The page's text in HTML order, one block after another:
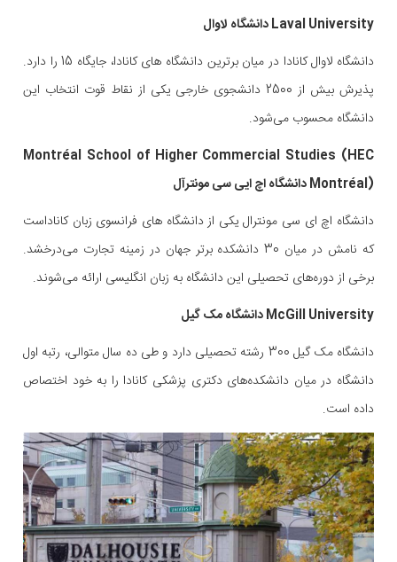
Laval University دانشگاه لاوال
دانشگاه لاوال کانادا در میان برترین دانشگاه های کانادا، جایگاه 15 را دارد.
پذیرش بیش از 2500 دانشجوی خارجی یکی از نقاط قوت انتخاب این
دانشگاه محسوب می‌شود.
Montréal School of Higher Commercial Studies (HEC
Montréal) دانشگاه اچ ایی سی مونترآل
دانشگاه اچ ای سی مونترال یکی از دانشگاه های فرانسوی زبان کاناداست
که نامش در میان 30 دانشکده برتر جهان در زمینه تجارت می‌درخشد.
برخی از دوره‌های تحصیلی این دانشگاه به زبان انگلیسی ارائه می‌شوند.
McGill University دانشگاه مک گیل
دانشگاه مک گیل 300 رشته تحصیلی دارد و طی ده سال متوالی، رتبه اول
دانشگاه در میان دانشکده‌های دکتری پزشکی کانادا را به خود اختصاص
داده است.